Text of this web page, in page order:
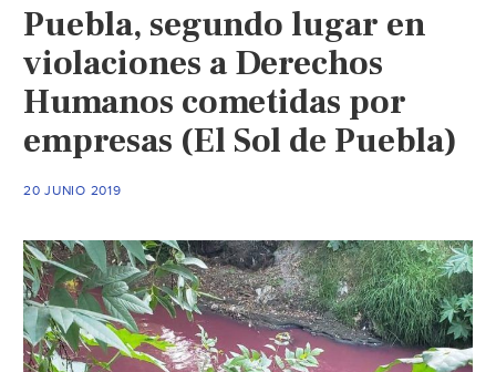
Puebla, segundo lugar en
violaciones a Derechos
Humanos cometidas por
empresas (El Sol de Puebla)
20 JUNIO 2019